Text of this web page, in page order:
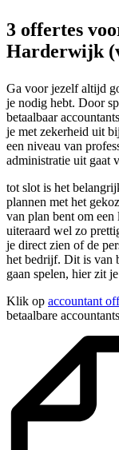
3 offertes
Harderwijk
Ga voor jezelf altijd
je nodig hebt. Door
betaalbaar
je met zekerheid uit
een niveau van
administratie uit gaat
tot slot is het
plannen met het
van plan bent om een
uiteraard wel zo
je direct zien of de
het bedrijf. Dit is van
gaan spelen, hier zit
Klik op accountant
betaalbare